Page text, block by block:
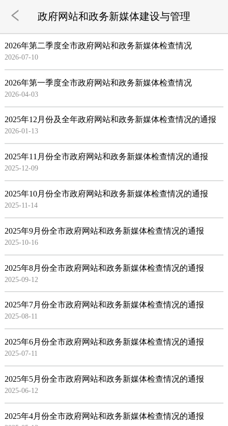
政府网站和政务新媒体建设与管理
2026年第二季度全市政府网站和政务新媒体检查情况
2026-07-10
2026年第一季度全市政府网站和政务新媒体检查情况
2026-04-03
2025年12月份及全年政府网站和政务新媒体检查情况的通报
2026-01-13
2025年11月份全市政府网站和政务新媒体检查情况的通报
2025-12-09
2025年10月份全市政府网站和政务新媒体检查情况的通报
2025-11-14
2025年9月份全市政府网站和政务新媒体检查情况的通报
2025-10-16
2025年8月份全市政府网站和政务新媒体检查情况的通报
2025-09-12
2025年7月份全市政府网站和政务新媒体检查情况的通报
2025-08-11
2025年6月份全市政府网站和政务新媒体检查情况的通报
2025-07-11
2025年5月份全市政府网站和政务新媒体检查情况的通报
2025-06-12
2025年4月份全市政府网站和政务新媒体检查情况的通报